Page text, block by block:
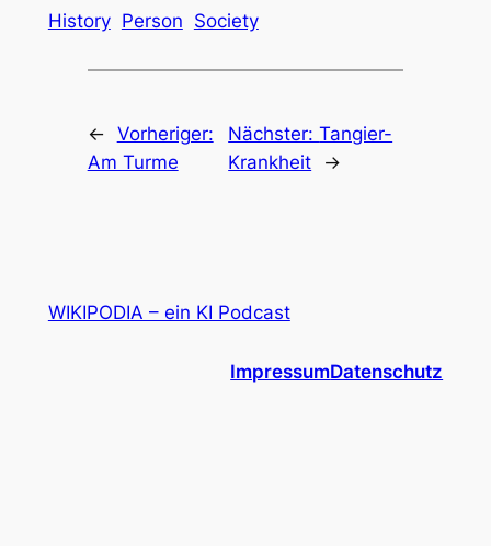
History Person Society
← Vorheriger:
Am Turme
Nächster:Tangier-
Krankheit
→
WIKIPODIA – ein KI Podcast
ImpressumDatenschutz